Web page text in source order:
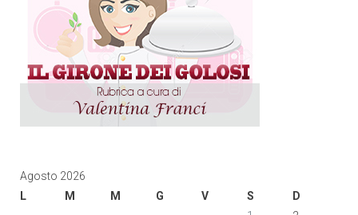
Agosto 2026
L
M M G V S
D